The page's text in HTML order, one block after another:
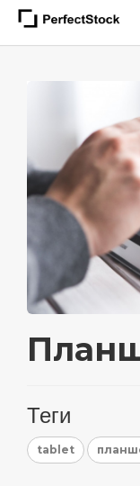
Теги
tablet